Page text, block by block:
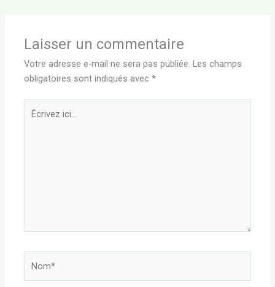
Laisser un commentaire
Votre adresse e-mail ne sera pas publiée. Les champs
obligatoires sont indiqués avec*
Écrivez
ici…